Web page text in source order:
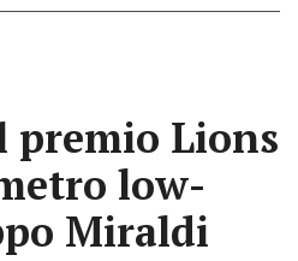
premio Lions
low-
Miraldi